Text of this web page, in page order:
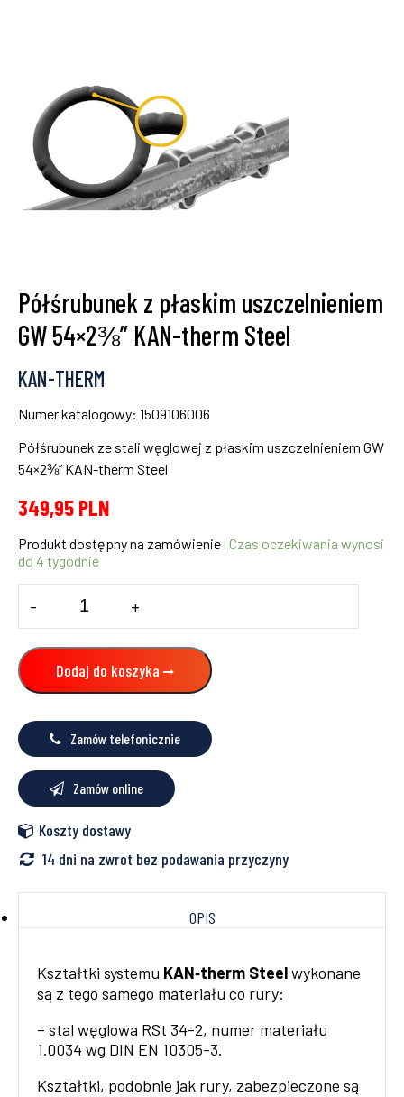
Półśrubunek z płaskim uszczelnieniem
GW 54×2⅜” KAN-therm Steel
KAN-THERM
Numer katalogowy: 1509106006
Półśrubunek ze stali węglowej z płaskim uszczelnieniem GW
54×2⅜” KAN-therm Steel
349,95 PLN
Produkt dostępny na zamówienie| Czas oczekiwania wynosi
do 4 tygodnie
Półśrubunek
z
płaskim
uszczelnieniem
GW
54x2⅜"
therm
Steel
- +
Dodaj do koszyka
Zamów telefonicznie
Zamów online
Koszty dostawy
14 dni na zwrot bez podawania przyczyny
OPIS
Kształtki systemu KAN‑therm Steelwykonane
są z tego samego materiału co rury:
– stal węglowa RSt 34-2, numer materiału
1.0034 wg DIN EN 10305-3.
Kształtki, podobnie jak rury, zabezpieczone są